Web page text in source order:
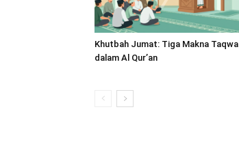
Khutbah Jumat: Tiga Makna Taqwa
dalam Al Qur’an